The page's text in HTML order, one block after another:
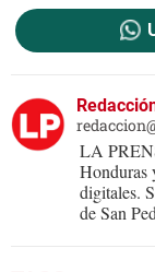
LA
Honduras
digitales.
de San